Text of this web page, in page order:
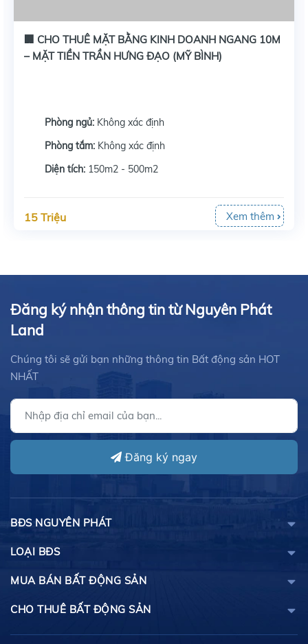
🏢 CHO THUÊ MẶT BẰNG KINH DOANH NGANG 10M
– MẶT TIỀN TRẦN HƯNG ĐẠO (MỸ BÌNH)
Phòng ngủ: Không xác định
Phòng tắm: Không xác định
Diện tích: 150m2 - 500m2
15 Triệu Xem thêm
Đăng ký nhận thông tin từ Nguyên Phát
Land
Chúng tôi sẽ gửi bạn những thông tin Bất động sản HOT
NHẤT
Đăng ký ngay
BĐS NGUYÊN PHÁT
LOẠI BĐS
MUA BÁN BẤT ĐỘNG SẢN
CHO THUÊ BẤT ĐỘNG SẢN